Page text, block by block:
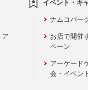
ア
イベント・キ
ナムコパー
お店で開催
ペーン
アーケード
会・イベン